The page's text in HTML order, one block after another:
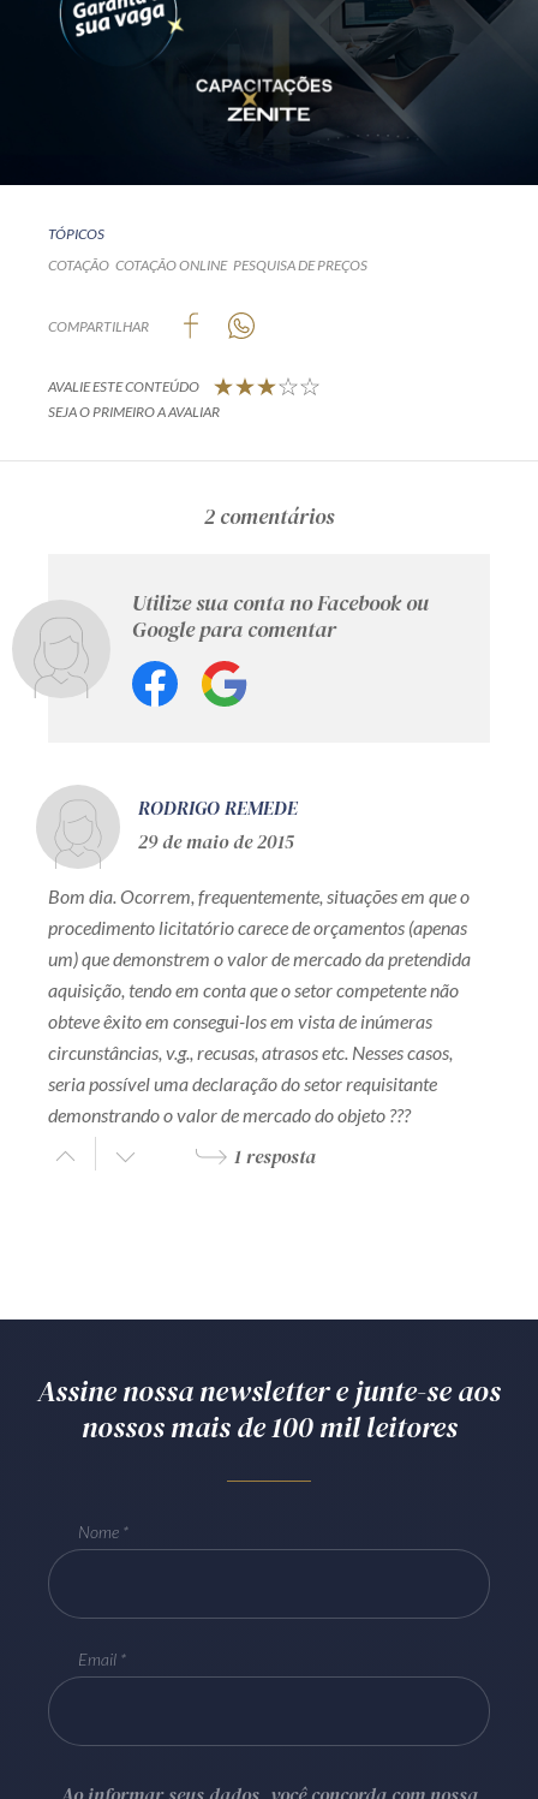
TÓPICOS
COTAÇÃO COTAÇÃO ONLINE PESQUISA DE PREÇOS
COMPARTILHAR
AVALIE ESTE CONTEÚDO
SEJA O PRIMEIRO A AVALIAR
2 comentários
Utilize sua conta no Facebook ou
Google para comentar
RODRIGO REMEDE
29 de maio de 2015
Bom dia. Ocorrem, frequentemente, situações em que o
procedimento licitatório carece de orçamentos (apenas
um) que demonstrem o valor de mercado da pretendida
aquisição, tendo em conta que o setor competente não
obteve êxito em consegui-los em vista de inúmeras
circunstâncias, v.g., recusas, atrasos etc. Nesses casos,
seria possível uma declaração do setor requisitante
demonstrando o valor de mercado do objeto ???
1 resposta
Assine nossa newsletter e junte-se aos
nossos mais de 100 mil leitores
Nome
Email